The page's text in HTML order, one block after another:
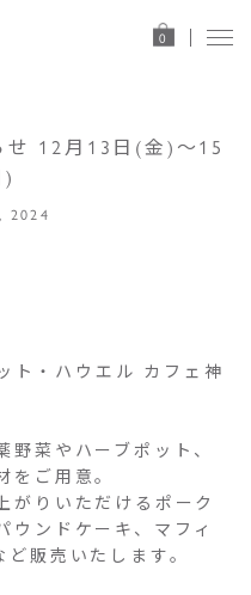
0
せ 12月13日(金)～15
2024
ト・ハウエル カフェ神
菜やハーブポット、
ご用意。
がりいただけるポーク
ウンドケーキ、マフィ
販売いたします。